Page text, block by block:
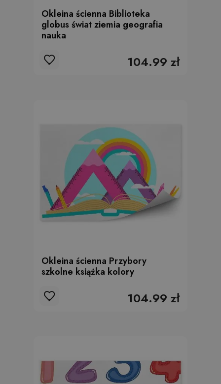
Okleina ścienna Biblioteka
globus świat ziemia geografia
nauka
104.99 zł
Okleina ścienna Przybory
szkolne książka kolory
104.99 zł